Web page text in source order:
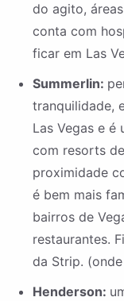
do agito,
conta com
ficar em Las
Summerlin:
tranquilidade,
Las Vegas e é
com resorts
proximidade
é bem mais
bairros de
restaurantes.
da Strip.
Henderson: